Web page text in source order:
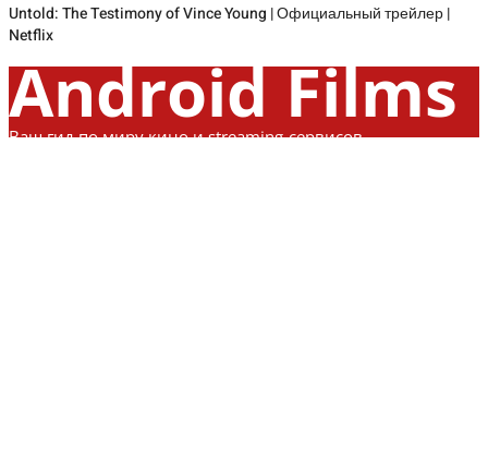
Untold: The Testimony of Vince Young | Официальный трейлер |
Netflix
Android Films
Ваш гид по миру кино и streaming-сервисов